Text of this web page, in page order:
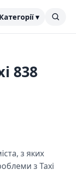
Категорії ▾
838
з яких
з Taxi